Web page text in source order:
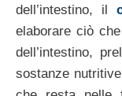
dell’intestino, il
elaborare ciò
dell’intestino,
sostanze